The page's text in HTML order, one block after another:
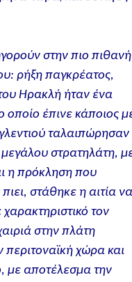
στην πιο πιθανή
ρήξη παγκρέατος,
Ηρακλή ήταν ένα
οποίο έπινε κάποιος
ταλαιπώρησαν
στρατηλάτη,
η πρόκληση που
στάθηκε η αιτία
τον
στην πλάτη
χώρα και
με αποτέλεσμα την